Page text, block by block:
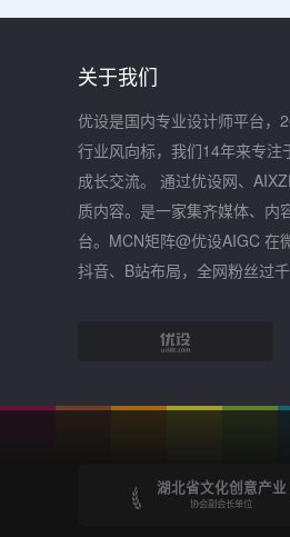
关于我们
优设是国内专业设计师平台，
行业风向标，我们14年来专注
成长交流。 通过优设网、
质内容。是一家集齐媒体、内
台。MCN矩阵@优设AIGC 在
抖音、B站布局，全网粉丝过千
湖北省文化创意产业
协会副会长单位